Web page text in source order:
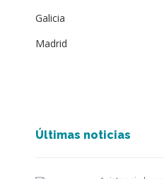
Galicia
Madrid
Últimas noticias